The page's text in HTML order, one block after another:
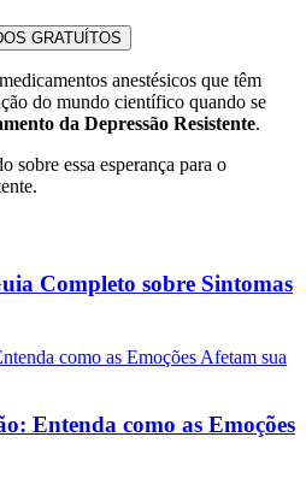
GRATUÍTOS
anestésicos que têm
do mundo científico quando se
da Depressão Resistente.
sobre essa esperança para o
Completo sobre Sintomas
Entenda como as Emoções